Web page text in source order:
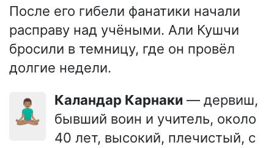
После его гибели фанатики начали
расправу над учёными. Али Кушчи
бросили в темницу, где он провёл
долгие недели.
🧘🏽‍♂️ Каландар Карнаки — дервиш,
бывший воин и учитель, около
40 лет, высокий, плечистый, с